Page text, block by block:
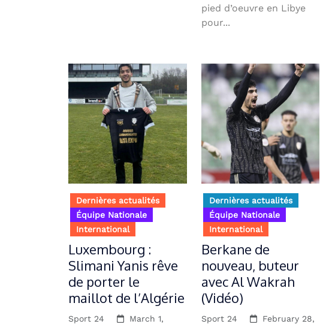
pied d’oeuvre en Libye
pour...
Dernières actualités
Équipe Nationale
International
Luxembourg :
Slimani Yanis rêve
de porter le
maillot de l’Algérie
Sport 24
March 1,
Dernières actualités
Équipe Nationale
International
Berkane de
nouveau, buteur
avec Al Wakrah
(Vidéo)
Sport 24
February 28,